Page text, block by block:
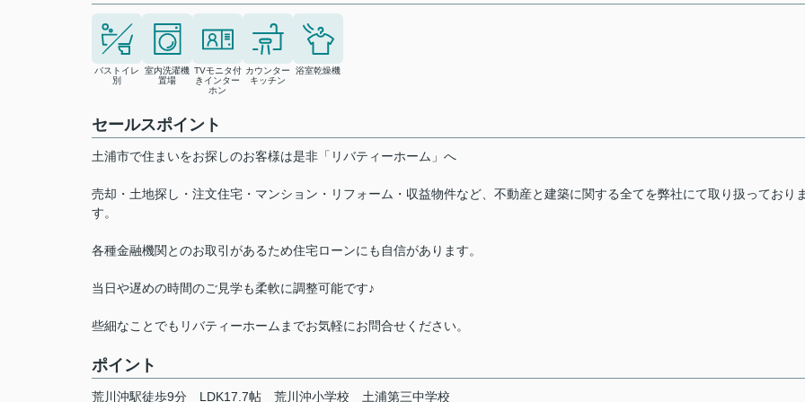
バストイレ
別
室内洗濯機
置場
TVモニタ付
きインター
ホン
カウンター
キッチン
浴室乾燥機
セールスポイント
土浦市で住まいをお探しのお客様は是非「リバティーホーム」へ
売却・土地探し・注文住宅・マンション・リフォーム・収益物件など、不動産と建築に関する全てを弊社にて取り扱っており
す。
各種金融機関とのお取引があるため住宅ローンにも自信があります。
当日や遅めの時間のご見学も柔軟に調整可能です♪
些細なことでもリバティーホームまでお気軽にお問合せください。
ポイント
荒川沖駅徒歩9分 LDK17.7帖 荒川沖小学校 土浦第三中学校